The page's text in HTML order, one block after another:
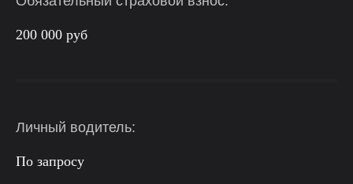
200 000 руб
Личный водитель:
По запросу